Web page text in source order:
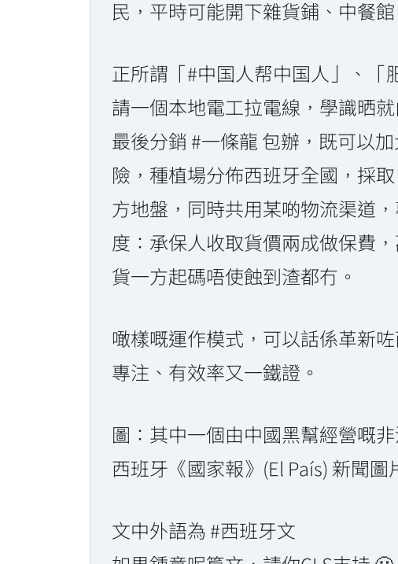
民，平時可能開下雜貨鋪、中餐
正所謂「#中国人帮中国人」、「
請一個本地電工拉電線，學識晒
最後分銷 #一條龍 包辦，既可以
險，種植場分佈西班牙全國，採
方地盤，同時共用某啲物流渠道
度：承保人收取貨價兩成做保費
貨一方起碼唔使蝕到渣都冇。
噉樣嘅運作模式，可以話係革新
專注、有效率又一鐵證。
圖：其中一個由中國黑幫經營嘅
西班牙《國家報》(El País) 新聞
文中外語為 #西班牙文